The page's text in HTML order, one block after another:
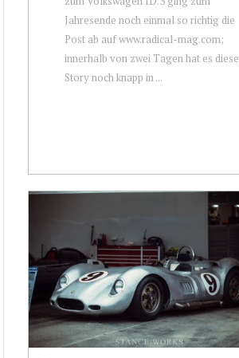
Jahresende noch einmal so richtig die
Post ab auf www.radical-mag.com;
innerhalb von zwei Tagen hat es diese
Story noch knapp in ...